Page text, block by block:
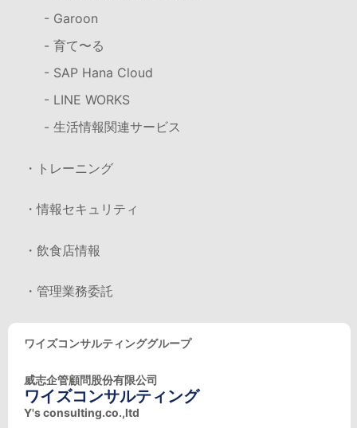
- Garoon
- 育て〜る
- SAP Hana Cloud
- LINE WORKS
- 生活情報関連サービス
・トレーニング
・情報セキュリティ
・飲食店情報
・管理業務委託
ワイズコンサルティンググループ
威志企管顧問股份有限公司
ワイズコンサルティング
Y's consulting.co.,ltd